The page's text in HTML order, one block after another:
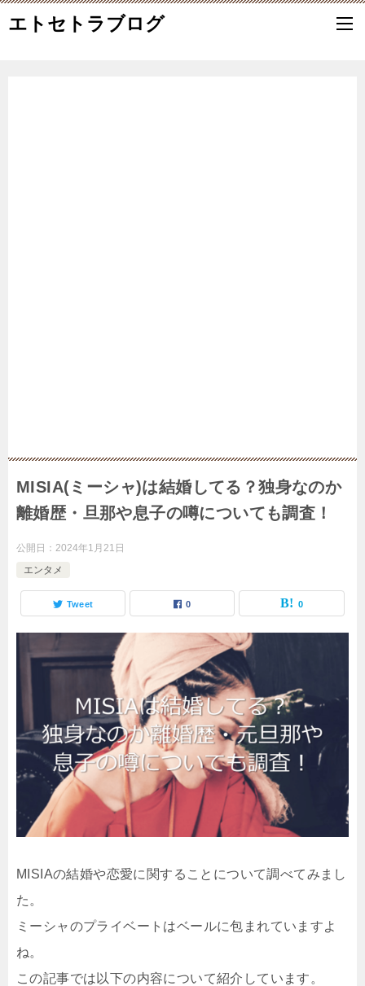
エトセトラブログ
MISIA(ミーシャ)は結婚してる？独身なのか
離婚歴・旦那や息子の噂についても調査！
公開日： 2024年1月21日
エンタメ
Tweet 0 0
MISIAの結婚や恋愛に関することについて調べてみまし
た。
ミーシャのプライベートはベールに包まれていますよ
ね。
この記事では以下の内容について紹介しています。